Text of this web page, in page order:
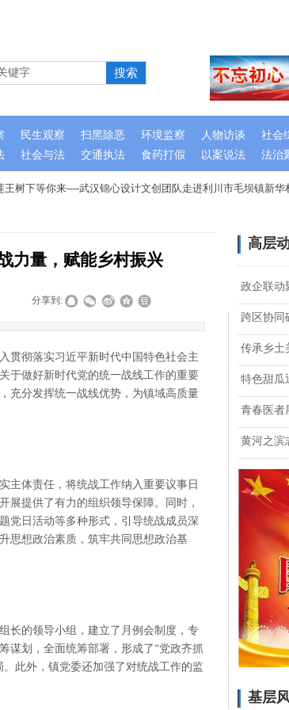
树下等你来----武汉锦心设计文创团队走进利川市毛坝镇新华
社会与法 交通执法 食药打假 以案说法 法治
搜索
民生观察 扫黑除恶 环境监察 人物访谈 社会
高层
力量，赋能乡村振兴
分享到:
贯彻落实习近平新时代中国特色社会主
于做好新时代党的统一战线工作的重要
充分发挥统一战线优势，为镇域高质量
主体责任，将统战工作纳入重要议事日
展提供了有力的组织领导保障。同时，
党日活动等多种形式，引导统战成员深
思想政治素质，筑牢共同思想政治基
长的领导小组，建立了月例会制度，专
谋划，全面统筹部署，形成了“党政齐抓
此外，镇党委还加强了对统战工作的监
政企联动
跨区协同
传承乡土
特色甜瓜
青春医者
黄河之滨
基层